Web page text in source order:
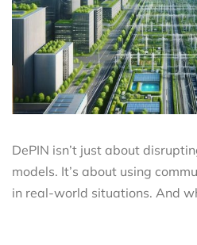
DePIN isn’t just about
models. It’s about using
in real-world situations. And